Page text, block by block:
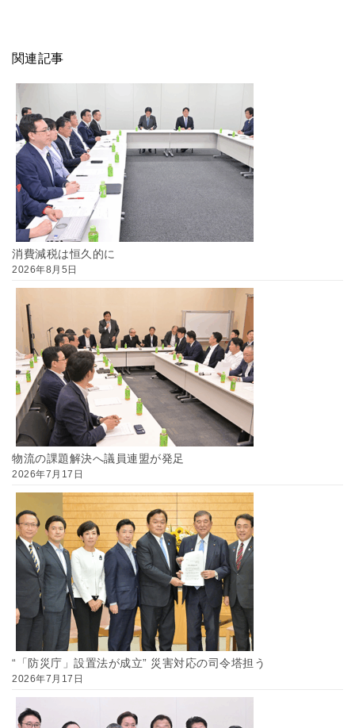
関連記事
消費減税は恒久的に
2026年8月5日
物流の課題解決へ議員連盟が発足
2026年7月17日
“「防災庁」設置法が成立” 災害対応の司令塔担う
2026年7月17日